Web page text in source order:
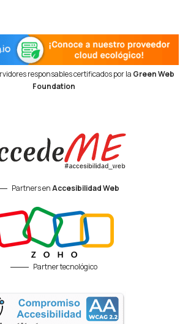
responsables certificados por la Green Web
Foundation
Partners enAccesibilidad Web
Partner tecnológico